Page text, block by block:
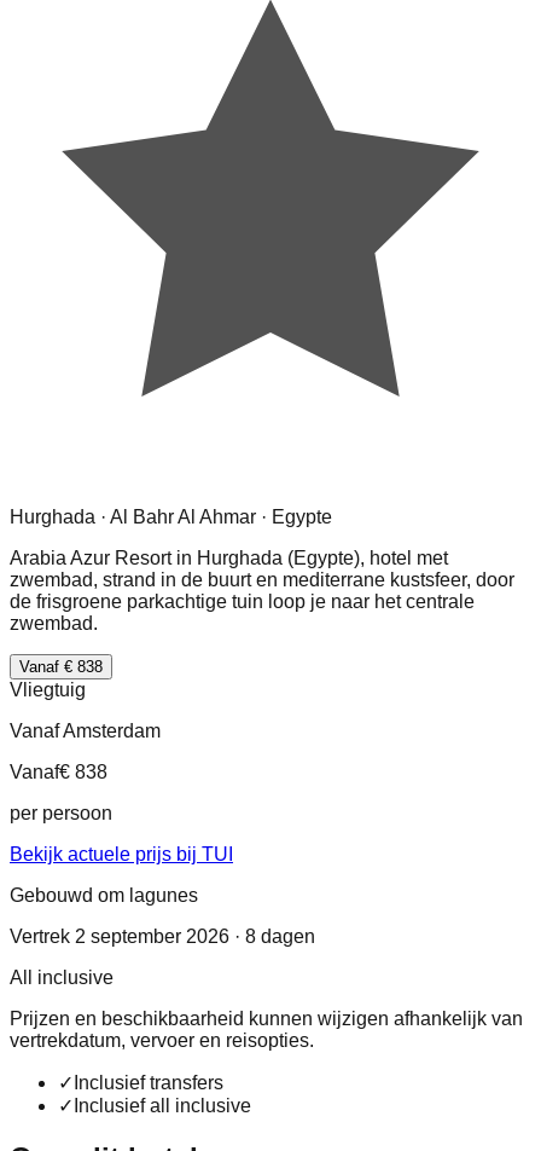
Hurghada · Al Bahr Al Ahmar · Egypte
Arabia Azur Resort in Hurghada (Egypte), hotel met
zwembad, strand in de buurt en mediterrane kustsfeer, door
de frisgroene parkachtige tuin loop je naar het centrale
zwembad.
Vanaf € 838
Vliegtuig
Vanaf Amsterdam
Vanaf€ 838
per persoon
Bekijk actuele prijs bij TUI
Gebouwd om lagunes
Vertrek 2 september 2026 · 8 dagen
All inclusive
Prijzen en beschikbaarheid kunnen wijzigen afhankelijk van
vertrekdatum, vervoer en reisopties.
✓ Inclusief transfers
✓ Inclusief all inclusive